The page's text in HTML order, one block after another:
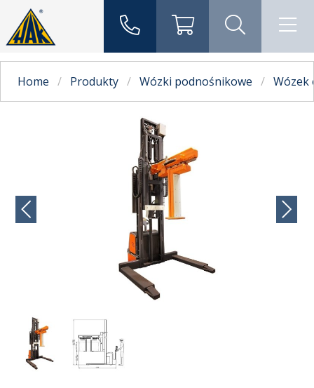
Home Produkty Wózki podnośnikowe Wózek